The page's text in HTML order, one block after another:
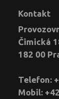
Kontakt
Čimická
182 00
Telefon:
Mobil: